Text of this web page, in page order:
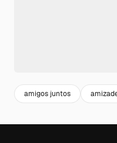
amigos juntos